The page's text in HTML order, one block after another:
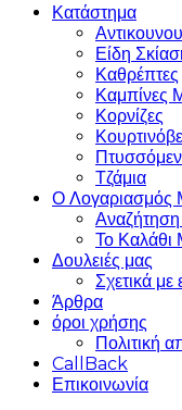
Κατάστημα
Είδη
Καθρέπτες
Καμπίνες
Κορνίζες
Τζάμια
Ο Λογαριασμός
Το Καλάθι
Δουλειές μας
Σχετικά με
Άρθρα
όροι χρήσης
Πολιτική
CallBack
Επικοινωνία